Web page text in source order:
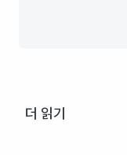
더 읽기